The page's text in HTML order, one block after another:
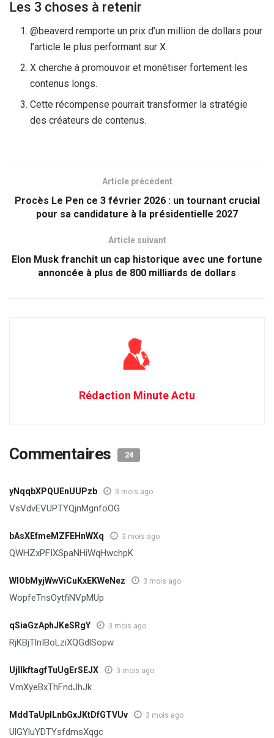
Les 3 choses à retenir
@beaverd remporte un prix d’un million de dollars pour
l’article le plus performant sur X.
X cherche à promouvoir et monétiser fortement les
contenus longs.
Cette récompense pourrait transformer la stratégie
des créateurs de contenus.
Article précédent
Procès Le Pen ce 3 février 2026 : un tournant crucial
pour sa candidature à la présidentielle 2027
Article suivant
Elon Musk franchit un cap historique avec une fortune
annoncée à plus de 800 milliards de dollars
Rédaction Minute Actu
Commentaires 24
yNqqbXPQUEnUUPzb 3 mois ago
VsVdvEVUPTYQjnMgnfoOG
bAsXEfmeMZFEHnWXq 3 mois ago
QWHZxPFIXSpaNHiWqHwchpK
WlObMyjWwViCuKxEKWeNez 3 mois ago
WopfeTnsOytfiNVpMUp
qSiaGzAphJKeSRgY 3 mois ago
RjKBjTlnIBoLziXQGdlSopw
UjlIkftagfTuUgErSEJX 3 mois ago
VmXyeBxThFndJhJk
MddTaUplLnbGxJKtDfGTVUv 3 mois ago
UlGYluYDTYsfdmsXqgc